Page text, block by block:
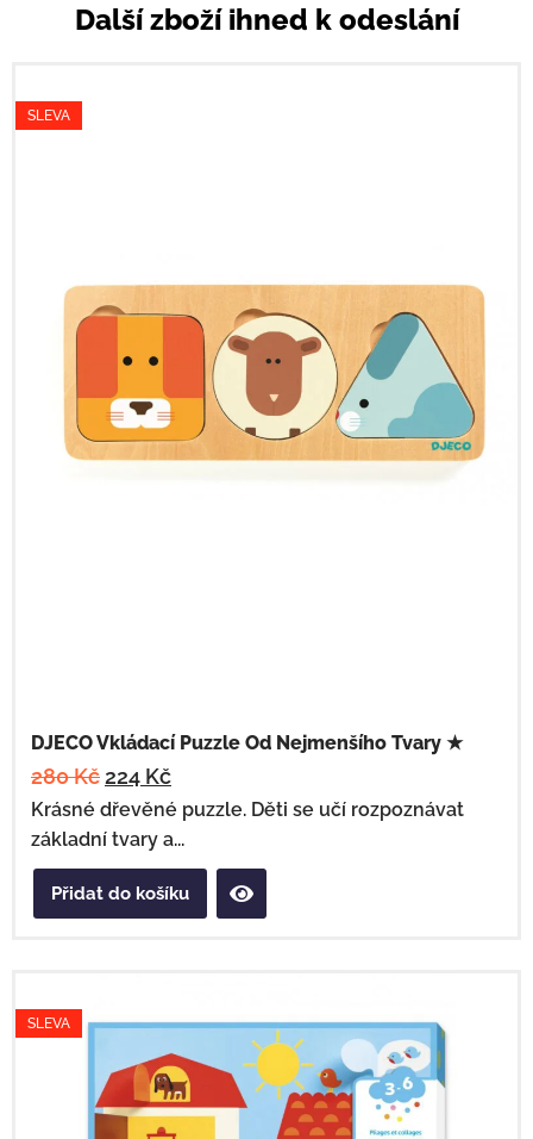
Další zboží ihned k odeslání
SLEVA
DJECO Vkládací Puzzle Od Nejmenšího Tvary ★
280Kč224 Kč
Krásné dřevěné puzzle. Děti se učí rozpoznávat
základní tvary a...
Přidat do košíku
SLEVA